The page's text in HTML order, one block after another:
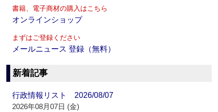
書籍、電子商材の購入はこちら
オンラインショップ
まずはご登録ください
メールニュース 登録（無料）
新着記事
行政情報リスト 2026/08/07
2026年08月07日 (金)